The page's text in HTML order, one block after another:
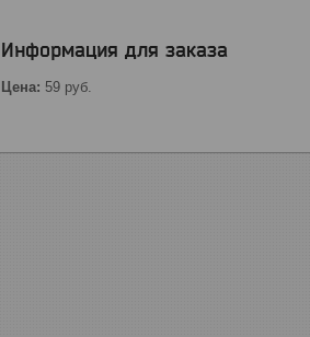
Информация для заказа
Цена: 59 руб.